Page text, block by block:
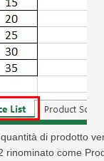
di prodotto
rinominato come